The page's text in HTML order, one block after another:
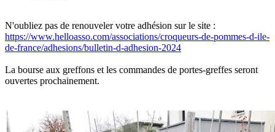
N'oubliez pas de renouveler votre adhésion sur le site :
https://www.helloasso.com/associations/croqueurs-de-pommes-d-ile-
de-france/adhesions/bulletin-d-adhesion-2024
La bourse aux greffons et les commandes de portes-greffes seront
ouvertes prochainement.